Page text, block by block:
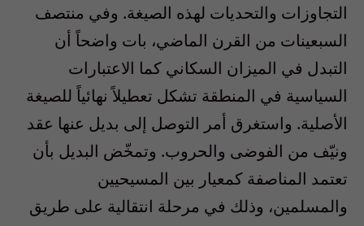
التجاوزات والتحديات لهذه الصيغة. وفي منتصف
السبعينات من القرن الماضي، بات واضحاً أن
التبدل في الميزان السكاني كما الاعتبارات
السياسية في المنطقة تشكل تعطيلاً نهائياً للصيغة
الأصلية. واستغرق أمر التوصل إلى بديل عنها عقد
ونيّف من الفوضى والحروب. وتمخّض البديل بأن
تعتمد المناصفة كمعيار بين المسيحيين
والمسلمين، وذلك في مرحلة انتقالية على طريق